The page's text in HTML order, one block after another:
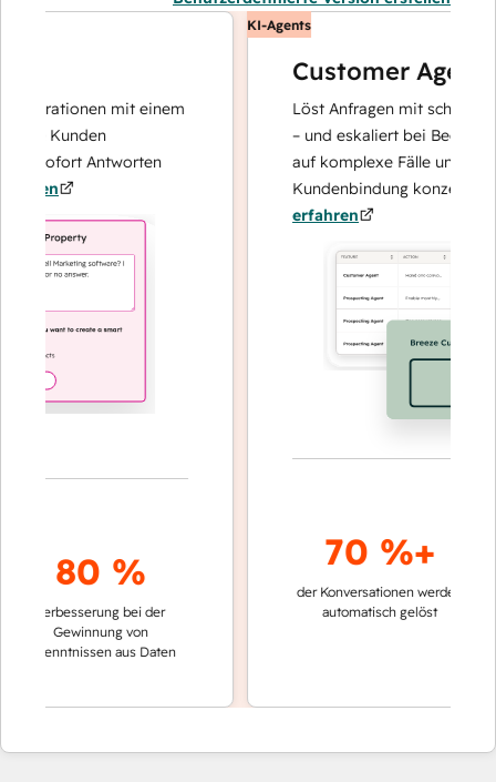
mit einem
Kunden
sofort Antworten
80 %
Verbesserung bei der
Gewinnung von
aus Daten
KI-Agents
Customer Agent
Löst Anfragen mit schnellen,
– und eskaliert bei Bedarf,
auf komplexe Fälle und den
Kundenbindung konzentrieren
erfahren
70 %+
der Konversationen werden
automatisch gelöst